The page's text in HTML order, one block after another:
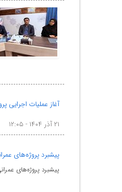
آغاز عملیات اجرایی پروژه
۲۱ آذر ۱۴۰۴ - ۱۲:۰۵
پیشبرد پروژه‌های
پیشبرد پروژه‌های